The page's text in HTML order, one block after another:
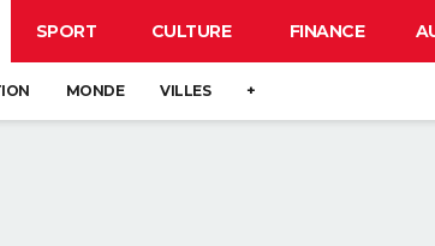
SPORT CULTURE FINANCE
MONDE VILLES +